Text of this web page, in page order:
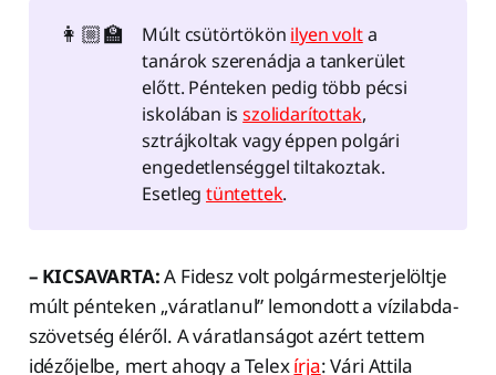
👩🏼‍🏫 Múlt csütörtökön ilyen volta
tanárok szerenádja a tankerület
előtt. Pénteken pedig több pécsi
iskolában isszolidarítottak,
sztrájkoltak vagy éppen polgári
engedetlenséggel tiltakoztak.
Esetleg tüntettek.
– KICSAVARTA:A Fidesz volt polgármesterjelöltje
múlt pénteken „váratlanul” lemondott a vízilabda-
szövetség éléről. A váratlanságot azért tettem
idézőjelbe, mert ahogy a Telexírja: Vári Attila